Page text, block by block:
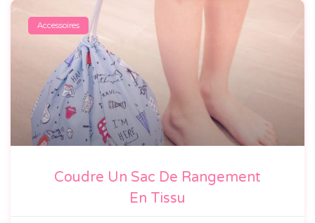
Accessoires
Coudre Un Sac De Rangement
En Tissu